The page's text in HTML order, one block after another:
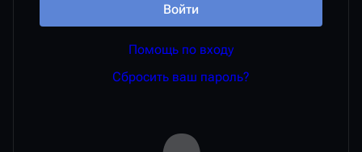
Войти
Помощь по входу
Сбросить ваш пароль?